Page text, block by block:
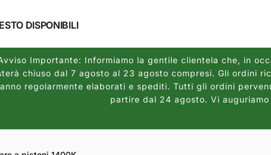
DISPONIBILI
Importante: Informiamo la gentile clientela che, in
chiuso dal 7 agosto al 23 agosto compresi. Gli ordini
regolarmente elaborati e spediti. Tutti gli ordini
partire dal 24 agosto. Vi